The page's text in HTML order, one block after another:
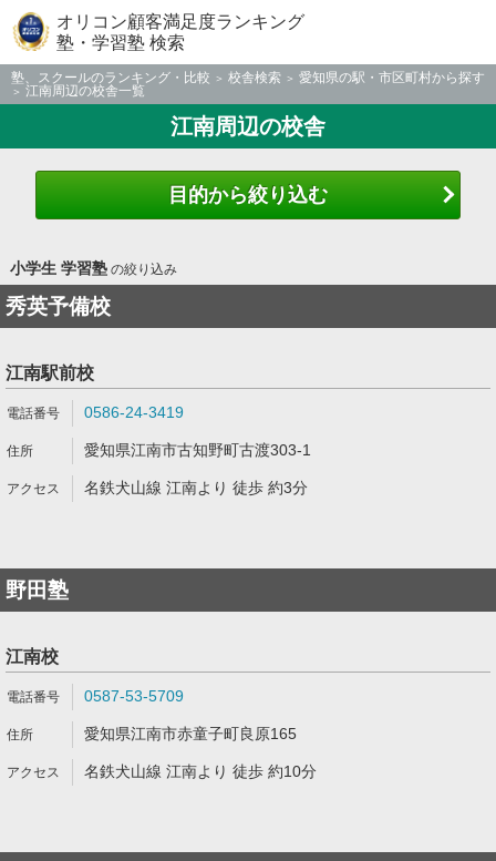
オリコン顧客満足度ランキング
塾・学習塾 検索
塾、スクールのランキング・比較 校舎検索
愛知県の駅・市区町村から探す
江南周辺の校舎一覧
江南周辺の校舎
目的から絞り込む
小学生 学習塾の絞り込み
秀英予備校
江南駅前校
0586-24-3419
愛知県江南市古知野町古渡303-1
名鉄犬山線 江南より 徒歩 約3分
野田塾
江南校
0587-53-5709
愛知県江南市赤童子町良原165
名鉄犬山線 江南より 徒歩 約10分